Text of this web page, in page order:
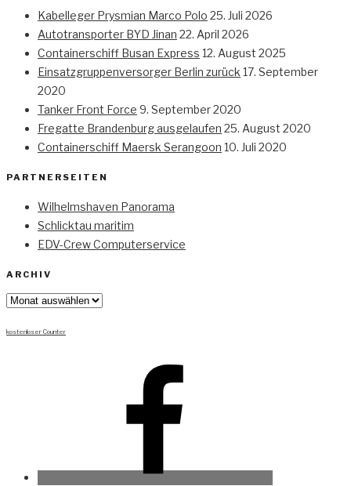
Kabelleger Prysmian Marco Polo 25. Juli 2026
Autotransporter BYD Jinan 22. April 2026
Containerschiff Busan Express 12. August 2025
Einsatzgruppenversorger Berlin zurück 17. September
2020
Tanker Front Force 9. September 2020
Fregatte Brandenburg ausgelaufen 25. August 2020
Containerschiff Maersk Serangoon 10. Juli 2020
PARTNERSEITEN
Wilhelmshaven Panorama
Schlicktau maritim
EDV-Crew Computerservice
ARCHIV
Archiv
kostenloser Counter